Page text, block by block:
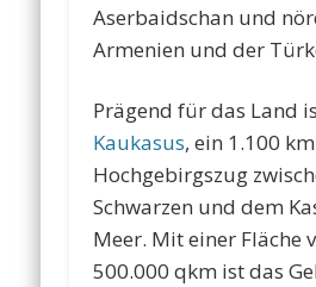
Aserbaidschan und
Armenien und der
Prägend für das Land
Kaukasus, ein 1.100
Hochgebirgszug
Schwarzen und dem
Meer. Mit einer Fläche
500.000 qkm ist das